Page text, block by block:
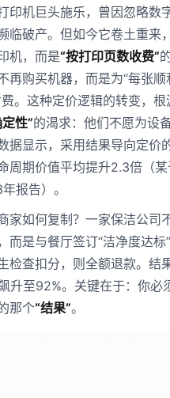
印机巨头施乐，曾因忽略数
临破产。但如今它卷土重来
机，而是“按打印页数收费”
再购买机器，而是为“每张
费。这种定价逻辑的转变，根
性”的渴求：他们不愿为设
据显示，采用结果导向定价
周期价值平均提升2.3倍（某
报告）。
家如何复制？一家保洁公司
而是与餐厅签订“洁净度达标
检查扣分，则全额退款。结
升至92%。关键在于：你必
那个“结果”。